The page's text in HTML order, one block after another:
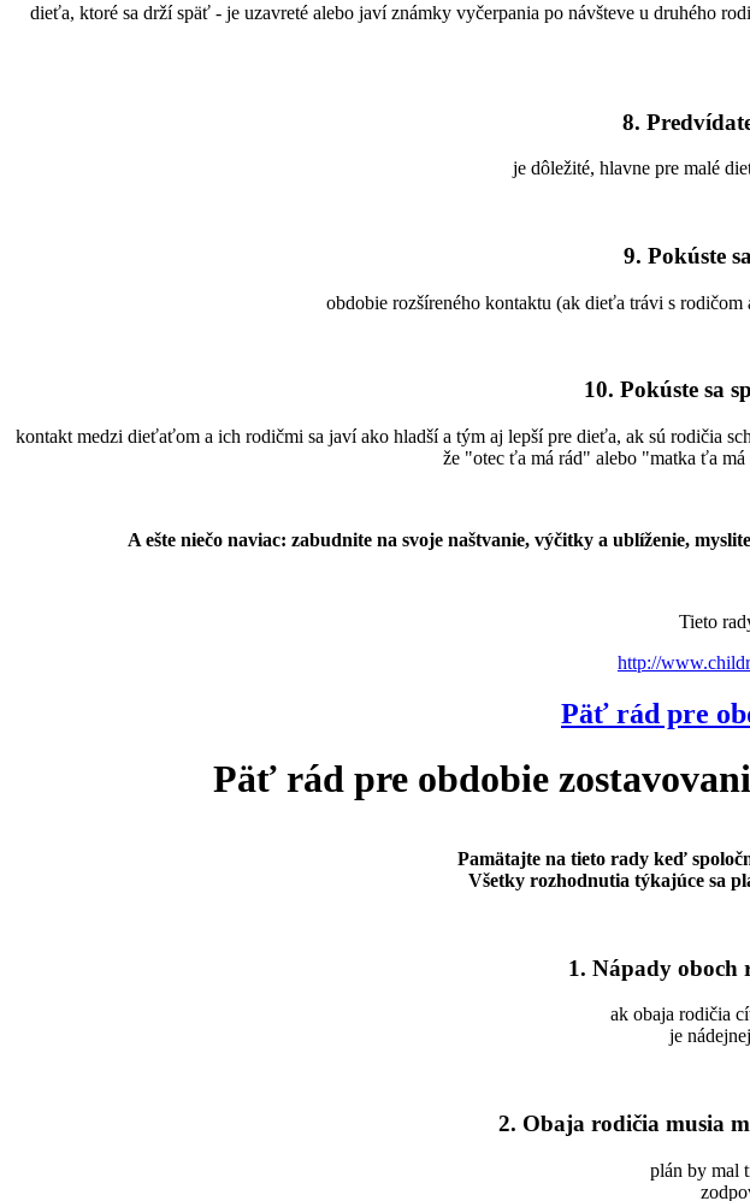
dieťa, ktoré sa drží späť - je uzavreté alebo javí známky vyčerpania po návšteve u druhého
8.
je dôležité, hlavne pre malé
9. Pokúste
obdobie rozšíreného kontaktu (ak dieťa trávi s
10. Pokúste sa
kontakt medzi dieťaťom a ich rodičmi sa javí ako hladší a tým aj lepší pre dieťa, ak sú rodičia
že "otec ťa má rád" alebo "matka ťa
A ešte niečo naviac: zabudnite na svoje naštvanie, výčitky a ublíženie,
Tieto
http://
Päť rád pre
Päť rád pre obdobie
Pamätajte na tieto rady keď
Všetky rozhodnutia týkajúce sa
1. Nápady oboch
ak obaja rodičia
je
2. Obaja rodičia musia
plán by mal